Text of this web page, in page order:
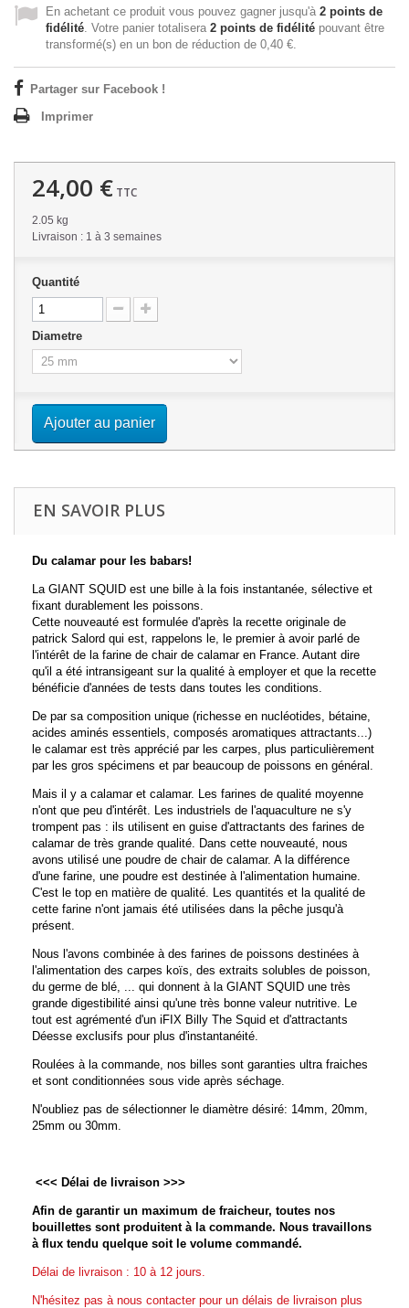
En achetant ce produit vous pouvez gagner jusqu'à 2 points de
fidélité . Votre panier totalisera 2 points de fidélité pouvant être
transformé(s) en un bon de réduction de 0,40 €
Partager sur Facebook !
Imprimer
24,00 € TTC
2.05 kg
Livraison : 1 à 3 semaines
Quantité
Diametre
Ajouter au panier
EN SAVOIR PLUS
Du calamar pour les babars!
La GIANT SQUID est une bille à la fois instantanée, sélective et
fixant durablement les poissons.
Cette nouveauté est formulée d'après la recette originale de
patrick Salord qui est, rappelons le, le premier à avoir parlé de
l'intérêt de la farine de chair de calamar en France. Autant dire
qu'il a été intransigeant sur la qualité à employer et que la recette
bénéficie d'années de tests dans toutes les conditions.
De par sa composition unique (richesse en nucléotides, bétaine,
acides aminés essentiels, composés aromatiques attractants...)
le calamar est très apprécié par les carpes, plus particulièrement
par les gros spécimens et par beaucoup de poissons en général.
Mais il y a calamar et calamar. Les farines de qualité moyenne
n'ont que peu d'intérêt. Les industriels de l'aquaculture ne s'y
trompent pas : ils utilisent en guise d'attractants des farines de
calamar de très grande qualité. Dans cette nouveauté, nous
avons utilisé une poudre de chair de calamar. A la différence
d'une farine, une poudre est destinée à l'alimentation humaine.
C'est le top en matière de qualité. Les quantités et la qualité de
cette farine n'ont jamais été utilisées dans la pêche jusqu'à
présent.
Nous l'avons combinée à des farines de poissons destinées à
l'alimentation des carpes koïs, des extraits solubles de poisson,
du germe de blé, ... qui donnent à la GIANT SQUID une très
grande digestibilité ainsi qu'une très bonne valeur nutritive. Le
tout est agrémenté d'un iFIX Billy The Squid et d'attractants
Déesse exclusifs pour plus d'instantanéité.
Roulées à la commande, nos billes sont garanties ultra fraiches
et sont conditionnées sous vide après séchage.
N'oubliez pas de sélectionner le diamètre désiré: 14mm, 20mm,
25mm ou 30mm.
<<< Délai de livraison >>>
Afin de garantir un maximum de fraicheur, toutes nos
bouillettes sont produitent à la commande. Nous travaillons
à flux tendu quelque soit le volume commandé.
Délai de livraison : 10 à 12 jours.
N'hésitez pas à nous contacter pour un délais de livraison plus